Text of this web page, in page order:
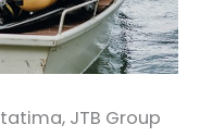
JTB Group